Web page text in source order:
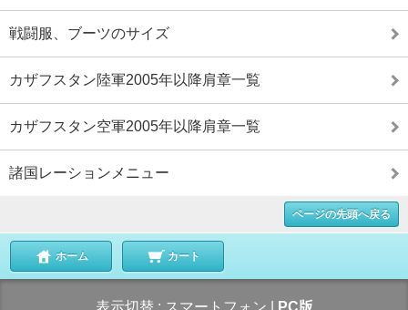
戦闘服、ブーツのサイズ
カザフスタン陸軍2005年以降肩章一覧
カザフスタン空軍2005年以降肩章一覧
諸国レーションメニュー
ページの先頭へ戻る
ホーム カート